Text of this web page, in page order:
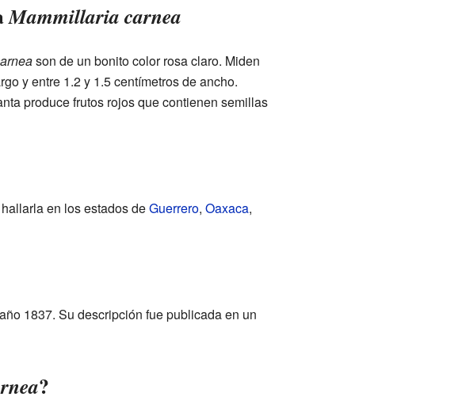
Mammillaria carnea
son de un bonito color rosa claro. Miden
y entre 1.2 y 1.5 centímetros de ancho.
produce frutos rojos que contienen semillas
en los estados deGuerrero, Oaxaca,
1837. Su descripción fue publicada en un
?